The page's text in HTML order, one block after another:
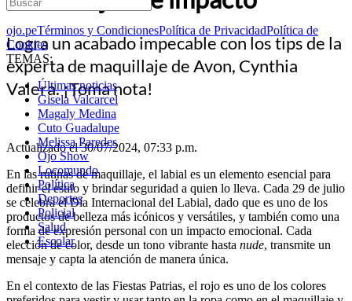
ojo.peTérminos y CondicionesPolítica de PrivacidadPolítica de
Cookies
TEMAS:
Últimas noticias
Gisela Valcarcel
Magaly Medina
Cuto Guadalupe
Melissa Paredes
Ojo Show
Locomundo
Política
Deportes
Policial
Salud
Escolar
Logra un acabado impecable con los tips de la
experta de maquillaje de Avon, Cynthia
Valera. ¡Toma nota!
Actualizado el 30/07/2024, 07:33 p.m.
En las rutinas de maquillaje, el labial es un elemento esencial para
definir el estilo y brindar seguridad a quien lo lleva. Cada 29 de julio
se celebra el Día Internacional del Labial, dado que es uno de los
productos de belleza más icónicos y versátiles, y también como una
forma de expresión personal con un impacto emocional. Cada
elección de color, desde un tono vibrante hasta nude, transmite un
mensaje y capta la atención de manera única.
En el contexto de las Fiestas Patrias, el rojo es uno de los colores